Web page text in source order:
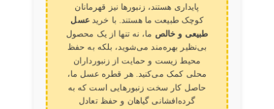
پایداری هستند، زنبورها نیز قهرمانان
کوچک طبیعت ما هستند. با خریدعسل
طبیعی و خالص ما، نه تنها از یک محصول
بی‌نظیر بهره‌مند می‌شوید، بلکه به حفظ
محیط زیست و حمایت از زنبورداران
محلی کمک می‌کنید. هر قطره عسل ما،
حاصل کار سخت زنبورهایی است که به
گرده‌افشانی گیاهان و حفظ تعادل